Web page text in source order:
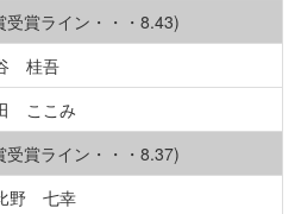
賞ライン・・・8.43)
桂吾
ここみ
賞ライン・・・8.37)
野 七幸